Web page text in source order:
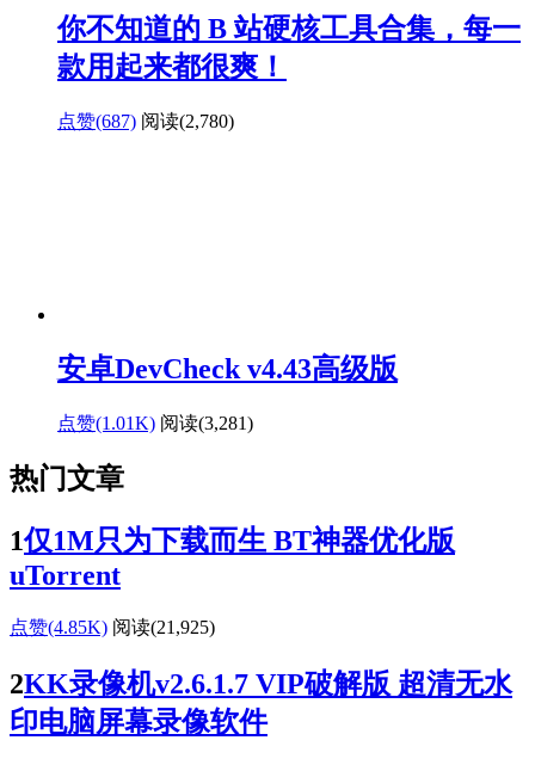
你不知道的 B 站硬核工具合集，每一
款用起来都很爽！
点赞(687) 阅读(2,780)
安卓DevCheck v4.43高级版
点赞(1.01K) 阅读(3,281)
热门文章
1仅1M只为下载而生 BT神器优化版
uTorrent
点赞(4.85K) 阅读(21,925)
2KK录像机v2.6.1.7 VIP破解版 超清无水
印电脑屏幕录像软件